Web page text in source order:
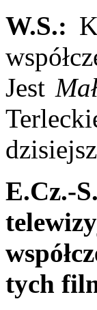
W.S.:
Jest
E.Cz.-
tych